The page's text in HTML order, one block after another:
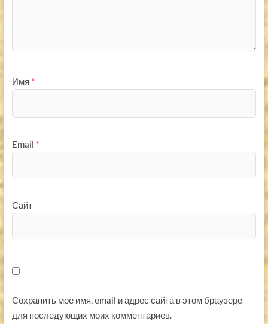
Имя *
Email *
Сайт
Сохранить моё имя, email и адрес сайта в этом браузере
для последующих моих комментариев.